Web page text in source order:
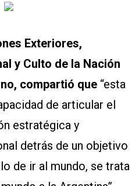
Exteriores,
y Culto de la Nación
compartió que “esta
de articular el
estratégica y
detrás de un objetivo
de ir al mundo, se trata